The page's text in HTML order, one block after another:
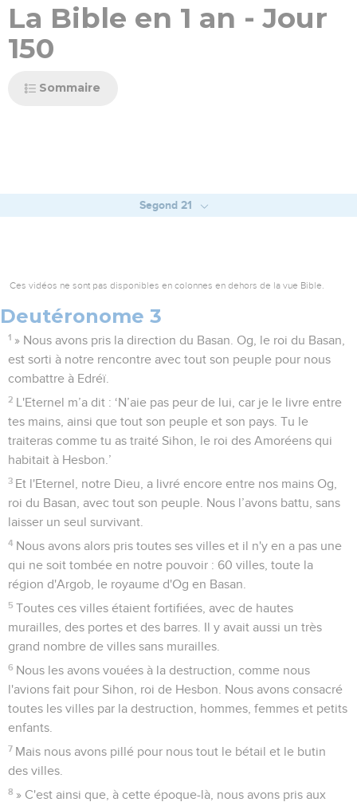
La Bible en 1 an - Jour
150
Sommaire
Segond 21
Ces vidéos ne sont pas disponibles en colonnes en dehors de la vue Bible.
Deutéronome 3
1 » Nous avons pris la direction du Basan. Og, le roi du Basan,
est sorti à notre rencontre avec tout son peuple pour nous
combattre à Edréï.
2 L'Eternel m’a dit : ‘N’aie pas peur de lui, car je le livre entre
tes mains, ainsi que tout son peuple et son pays. Tu le
traiteras comme tu as traité Sihon, le roi des Amoréens qui
habitait à Hesbon.’
3 Et l'Eternel, notre Dieu, a livré encore entre nos mains Og,
roi du Basan, avec tout son peuple. Nous l’avons battu, sans
laisser un seul survivant.
4 Nous avons alors pris toutes ses villes et il n'y en a pas une
qui ne soit tombée en notre pouvoir : 60 villes, toute la
région d'Argob, le royaume d'Og en Basan.
5 Toutes ces villes étaient fortifiées, avec de hautes
murailles, des portes et des barres. Il y avait aussi un très
grand nombre de villes sans murailles.
6 Nous les avons vouées à la destruction, comme nous
l'avions fait pour Sihon, roi de Hesbon. Nous avons consacré
toutes les villes par la destruction, hommes, femmes et petits
enfants.
7 Mais nous avons pillé pour nous tout le bétail et le butin
des villes.
8 » C'est ainsi que, à cette époque-là, nous avons pris aux